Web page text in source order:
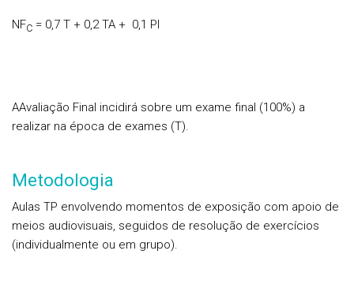
NFC = 0,7 T + 0,2 TA + 0,1 PI
AAvaliação Final incidirá sobre um exame final (100%) a
realizar na época de exames (T).
Metodologia
Aulas TP envolvendo momentos de exposição com apoio de
meios audiovisuais, seguidos de resolução de exercícios
(individualmente ou em grupo).